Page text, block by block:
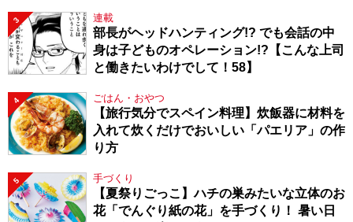
3 連載
部長がヘッドハンティング!? でも会話の中
身は子どものオペレーション!?【こんな上司
と働きたいわけでして！58】
4 ごはん・おやつ
【旅行気分でスペイン料理】炊飯器に材料を
入れて炊くだけでおいしい「パエリア」の作
り方
5 手づくり
【夏祭りごっこ】ハチの巣みたいな立体のお
花「でんぐり紙の花」を手づくり！ 暑い日